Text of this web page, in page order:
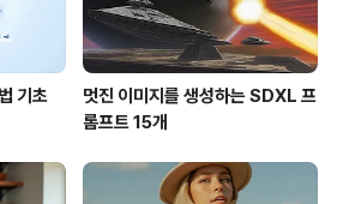
기초
멋진 이미지를 생성하는 SDXL 프
롬프트 15개